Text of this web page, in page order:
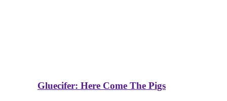
Gluecifer: Here Come The Pigs